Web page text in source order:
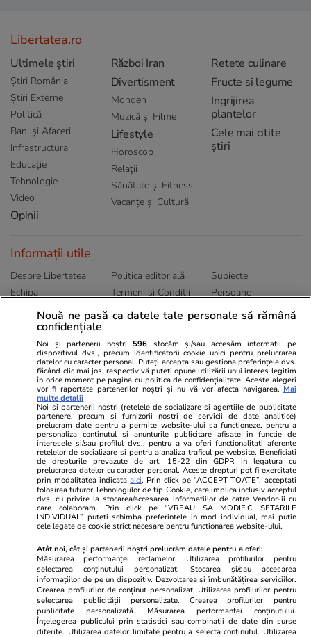
Libertatea.ro
Ultimele știri
Știri România
Știri Externe
Politică
Bani și Afaceri
Infrastructura
Educație
Tehnologie
Video
Opinii
Război Iran
Divertisment
Monden
Muzică și Filme
Lifestyle
Horoscop
Relații
Sănătate și Fitness
Vacanțe și Cultură
Retete culinare
Fructe si legume
Ingrijirea
plantelor
Cele mai citite
știri
Informații utile
Despre Libertatea
Echipa
Publicitate
Politica de
Politica editorială
Termeni și Conditii
Abonamente
Subiecte
Persoane
Sitemap
Ringier România
Libertatea pentru
Unica.ro
Program TV
Avantaje
ELLE
Gazeta Sporturilor
Stiri mondene
Calculator sarcina
Ajută Copiii
Locuri de muncă
Imobiliare.ro
Jobradar24
Imoradar24
Colecții Libertatea
Pariază responsabil! Decizia ONJN nr. 821/25.09.2025.
Jocurile de noroc sunt interzise minorilor.
© 2026 Ringier Romania. Toate drepturile rezervate
Actualizare preferințe cookies
Nouă ne pasă ca datele tale personale să rămână
confidențiale
Noi și partenerii noștri 596 stocăm și/sau accesăm informații pe
dispozitivul dvs., precum identificatorii cookie unici pentru prelucrarea
datelor cu caracter personal. Puteți accepta sau gestiona preferințele dvs.
făcând clic mai jos, respectiv vă puteți opune utilizării unui interes legitim
în orice moment pe pagina cu politica de confidențialitate. Aceste alegeri
vor fi raportate partenerilor noștri și nu vă vor afecta navigarea. Mai
multe detalii
Noi si partenerii nostri (retelele de socializare si agentiile de publicitate
partenere, precum si furnizorii nostri de servicii de date analitice)
prelucram date pentru a permite website-ului sa functioneze, pentru a
personaliza continutul si anunturile publicitare afisate in functie de
interesele si/sau profilul dvs., pentru a va oferi functionalitati aferente
retelelor de socializare si pentru a analiza traficul pe website. Beneficiati
de drepturile prevazute de art. 15-22 din GDPR in legatura cu
prelucrarea datelor cu caracter personal. Aceste drepturi pot fi exercitate
prin modalitatea indicataaici. Prin click pe “ACCEPT TOATE”, acceptati
folosirea tuturor Tehnologiilor de tip Cookie, care implica inclusiv acceptul
dvs. cu privire la stocarea/accesarea informatiilor de catre Vendor-ii cu
care colaboram. Prin click pe “VREAU SA MODIFIC SETARILE
INDIVIDUAL” puteti schimba preferintele in mod individual, mai putin
cele legate de cookie strict necesare pentru functionarea website-ului.
Atât noi, cât și partenerii noștri prelucrăm datele pentru a oferi:
Măsurarea performanței reclamelor. Utilizarea profilurilor pentru
selectarea conținutului personalizat. Stocarea și/sau accesarea
informațiilor de pe un dispozitiv. Dezvoltarea și îmbunătățirea serviciilor.
Crearea profilurilor de conținut personalizat. Utilizarea profilurilor pentru
selectarea publicității personalizate. Crearea profilurilor pentru
publicitate personalizată. Măsurarea performanței conținutului.
Înțelegerea publicului prin statistici sau combinații de date din surse
diferite. Utilizarea datelor limitate pentru a selecta conținutul. Utilizarea